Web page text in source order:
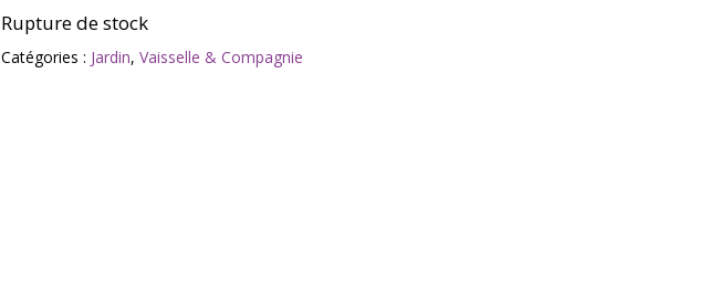
Rupture de stock
Catégories : Jardin, Vaisselle & Compagnie